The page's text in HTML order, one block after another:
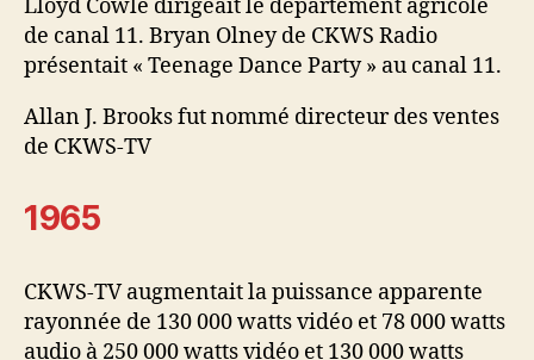
Lloyd Cowle dirigeait le département agricole
de canal 11. Bryan Olney de CKWS Radio
présentait « Teenage Dance Party » au canal 11.
Allan J. Brooks fut nommé directeur des ventes
de CKWS-TV
1965
CKWS-TV augmentait la puissance apparente
rayonnée de 130 000 watts vidéo et 78 000 watts
audio à 250 000 watts vidéo et 130 000 watts